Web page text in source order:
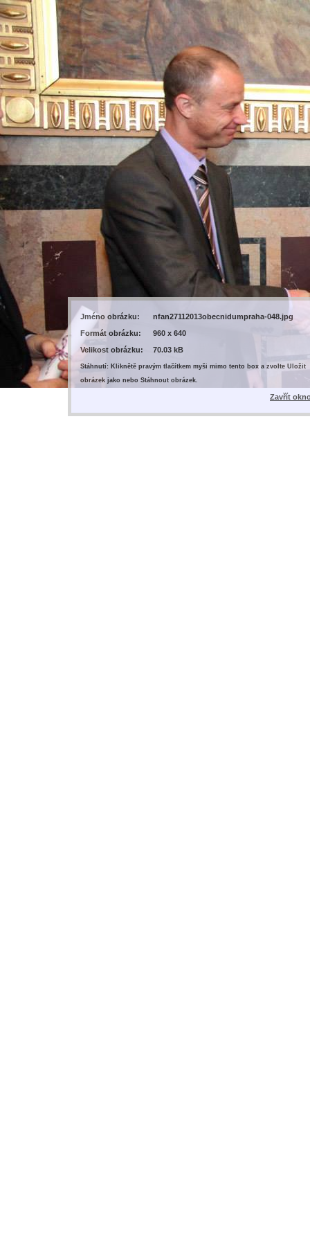
Jméno obrázku:
nfan27112013obecnidumpraha-048.jpg
Formát obrázku:
960 x 640
Velikost obrázku:
70.03 kB
Stáhnutí: Kliknětě pravým tlačítkem myši mimo tento box a zvolte Uložit
obrázek jako nebo Stáhnout obrázek.
Zavřít